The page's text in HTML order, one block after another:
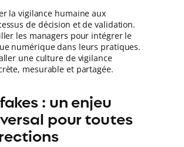
la vigilance humaine aux
de décision et de validation.
les managers pour intégrer le
numérique dans leurs pratiques.
une culture de vigilance
mesurable et partagée.
: un enjeu
pour toutes